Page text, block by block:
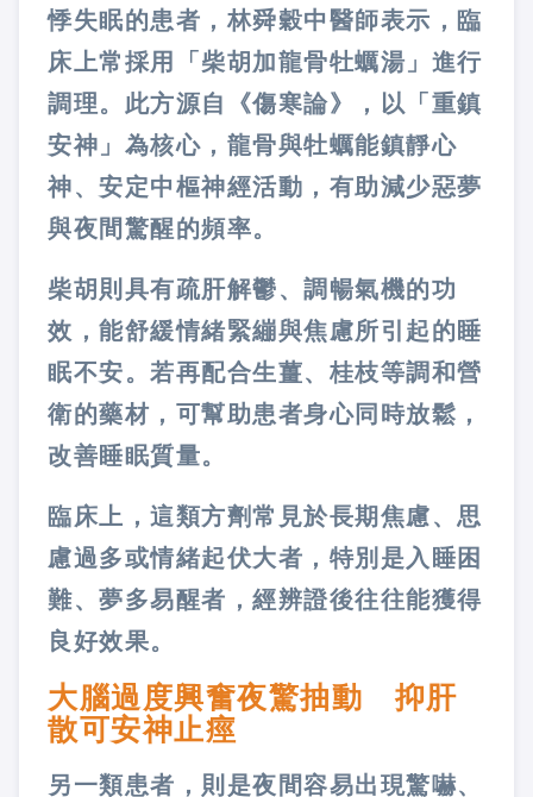
悸失眠的患者，林舜穀中醫師表示，臨
床上常採用「柴胡加龍骨牡蠣湯」進行
調理。此方源自《傷寒論》，以「重鎮
安神」為核心，龍骨與牡蠣能鎮靜心
神、安定中樞神經活動，有助減少惡夢
與夜間驚醒的頻率。
柴胡則具有疏肝解鬱、調暢氣機的功
效，能舒緩情緒緊繃與焦慮所引起的睡
眠不安。若再配合生薑、桂枝等調和營
衛的藥材，可幫助患者身心同時放鬆，
改善睡眠質量。
臨床上，這類方劑常見於長期焦慮、思
慮過多或情緒起伏大者，特別是入睡困
難、夢多易醒者，經辨證後往往能獲得
良好效果。
大腦過度興奮夜驚抽動 抑肝
散可安神止痙
另一類患者，則是夜間容易出現驚嚇、